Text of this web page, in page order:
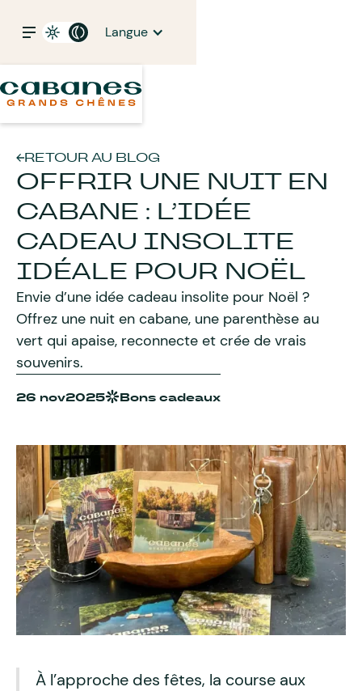
Langue
RETOUR AU BLOG
OFFRIR UNE NUIT EN
CABANE : L’IDÉE
CADEAU INSOLITE
IDÉALE POUR NOËL
Envie d’une idée cadeau insolite pour Noël ?
Offrez une nuit en cabane, une parenthèse au
vert qui apaise, reconnecte et crée de vrais
souvenirs.
26 nov2025 Bons cadeaux
À l’approche des fêtes, la course aux